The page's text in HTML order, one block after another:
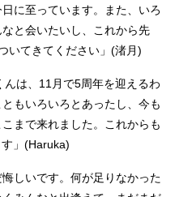
に至っています。また、いろ
と会いたいし、これから先
いてきてください」(渚月)
んは、11月で5周年を迎えるわ
もいろいろとあったし、今も
まで来れました。これからも
」(Haruka)
しいです。何が足りなかった